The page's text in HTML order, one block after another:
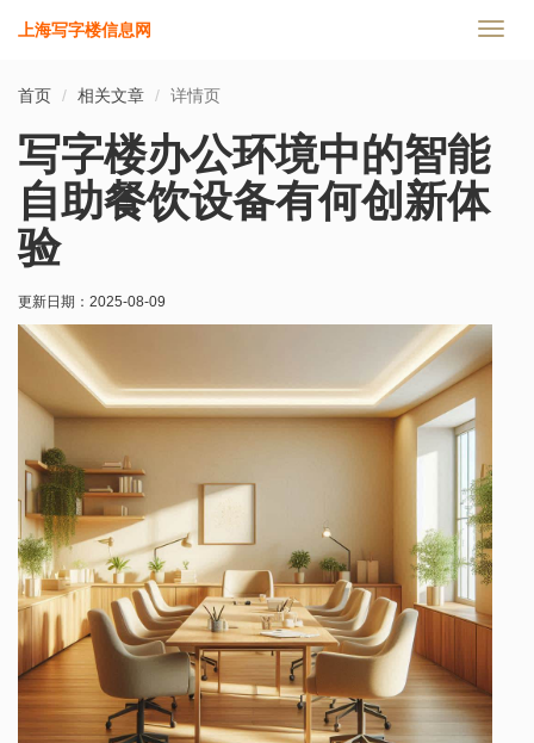
切
上海写字楼信息网
首页 相关文章 详情页
写字楼办公环境中的智能
自助餐饮设备有何创新体
验
更新日期： 2025-08-09